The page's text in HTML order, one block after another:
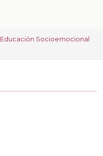
Educación Socioemocional